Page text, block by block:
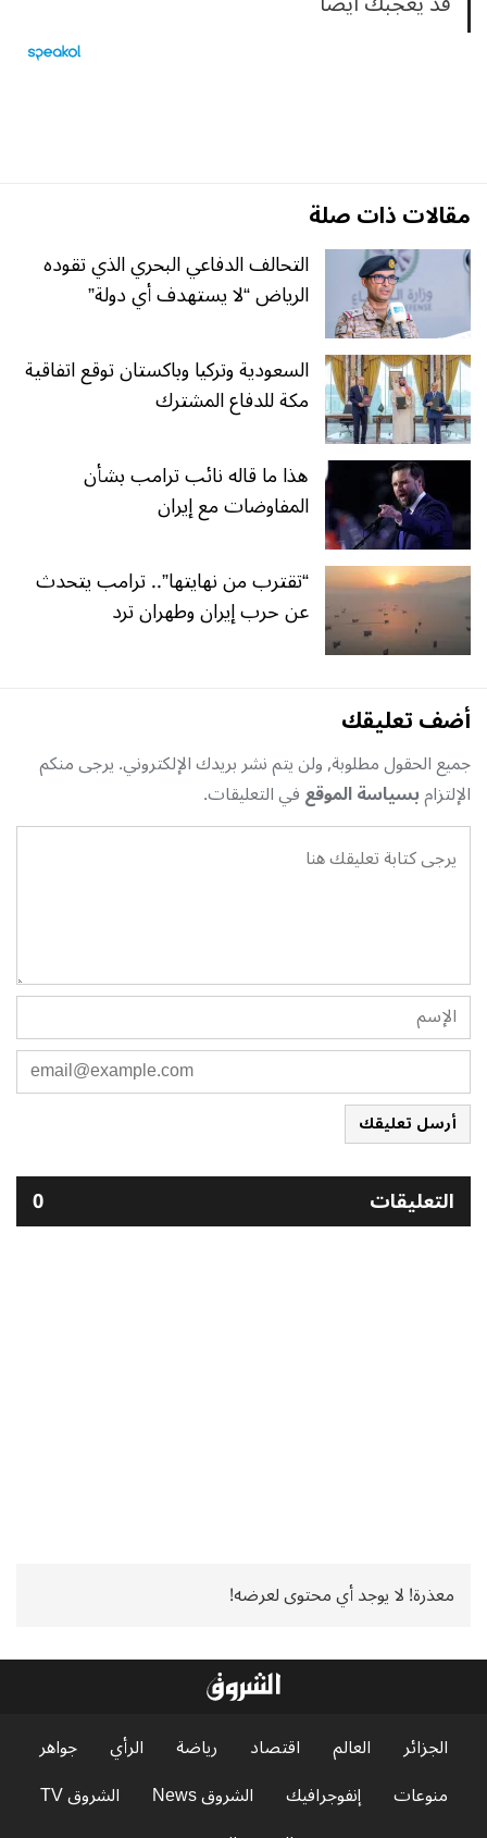
مقالات ذات صلة
التحالف الدفاعي البحري الذي تقوده
الرياض “لا يستهدف أي دولة”
السعودية وتركيا وباكستان توقع اتفاقية
مكة للدفاع المشترك
هذا ما قاله نائب ترامب بشأن
المفاوضات مع إيران
“تقترب من نهايتها”.. ترامب يتحدث
عن حرب إيران وطهران ترد
أضف تعليقك
جميع الحقول مطلوبة, ولن يتم نشر بريدك الإلكتروني. يرجى منكم
الإلتزامبسياسة الموقعفي التعليقات.
أرسل تعليقك
التعليقات 0
معذرة! لا يوجد أي محتوى لعرضه!
الجزائر العالم اقتصاد رياضة الرأي
جواهر
منوعات
إنفوجرافيك الشروق News
الشروق TV